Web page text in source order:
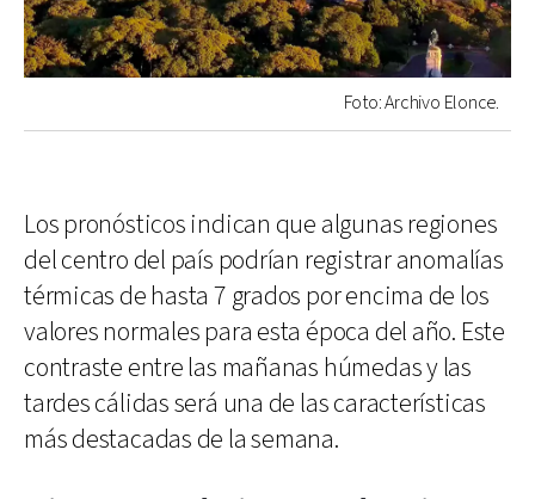
Foto: Archivo Elonce.
Los pronósticos indican que algunas regiones
del centro del país podrían registrar anomalías
térmicas de hasta 7 grados por encima de los
valores normales para esta época del año. Este
contraste entre las mañanas húmedas y las
tardes cálidas será una de las características
más destacadas de la semana.